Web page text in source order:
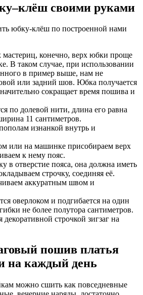
своими руками
юбку-клёш по построенной нами
конечно, верх юбки проще
В таком случае, при использовании
в пример выше, нам не
или задний шов. Юбка получается
сокращает время пошива и
по долевой нити, длина его равна
11 сантиметров.
изнанкой внутрь и
или на машинке присобираем верх
к нему пояс.
в отверстие пояса, она должна иметь
строчку, соединяя её.
аккуратным швом и
оверлоком и подгибается на один
не более полутора сантиметров.
строчкой зигзаг на
пошив платья
на каждый день
можно сшить как повседневные